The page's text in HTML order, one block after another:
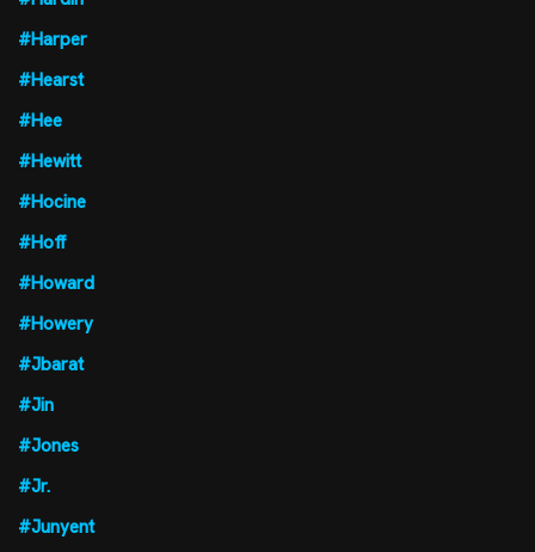
#Harper
#Hearst
#Hee
#Hewitt
#Hocine
#Hoff
#Howard
#Howery
#Jbarat
#Jin
#Jones
#Jr.
#Junyent